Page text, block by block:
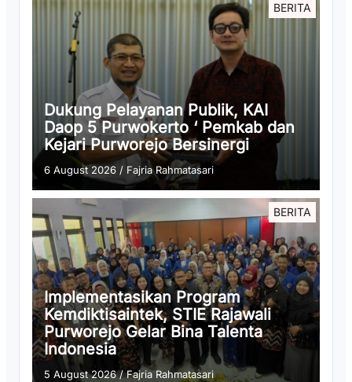
BERITA
Dukung Pelayanan Publik, KAI
Daop 5 Purwokerto ‘ Pemkab dan
Kejari Purworejo Bersinergi
6 August 2026 / Fajria Rahmatasari
BERITA
Implementasikan Program
Kemdiktisaintek, STIE Rajawali
Purworejo Gelar Bina Talenta
Indonesia
5 August 2026/Fajria Rahmatasari